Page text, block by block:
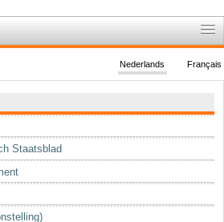
Français
Nederlands
Staatsblad